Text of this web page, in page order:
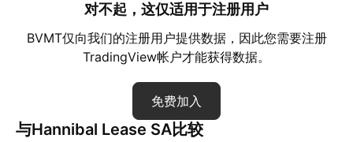
对不起，这仅适用于注册用户
BVMT仅向我们的注册用户提供数据，因此您需要注册
TradingView帐户才能获得数据。
免费加入
与Hannibal Lease SA比较